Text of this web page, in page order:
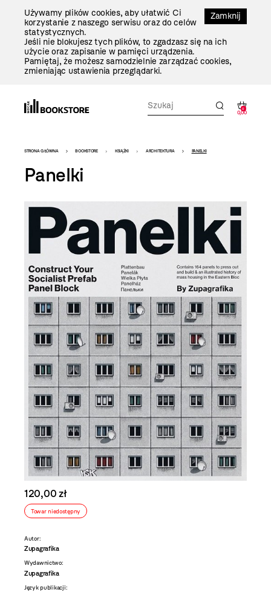
Zamknij
Używamy plików cookies, aby ułatwić Ci
korzystanie z naszego serwisu oraz do celów
statystycznych.
Jeśli nie blokujesz tych plików, to zgadzasz się na ich
użycie oraz zapisanie w pamięci urządzenia.
Pamiętaj, że możesz samodzielnie zarządzać cookies,
zmieniając ustawienia przeglądarki.
0
0,00
Bookstore
-
szablon
szczegóły
STRONA GŁÓWNA BOOKSTORE KSIĄŻKI ARCHITEKTURA PANELKI
Panelki
120,00 zł
Towar niedostępny
Autor:
Zupagrafika
Wydawnictwo:
Zupagrafika
Język publikacji: